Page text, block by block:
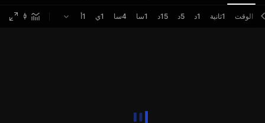
الوقت 1ثانية 1د 5د 15د 1سا 4سا 1ي 1أ